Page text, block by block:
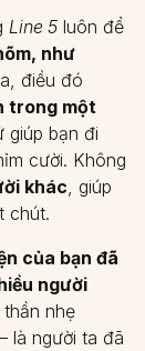
Line 5 luôn để
như
điều đó
trong một
giúp bạn đi
cười. Không
khác, giúp
chút.
của bạn đã
người
nhẹ
là người ta đã